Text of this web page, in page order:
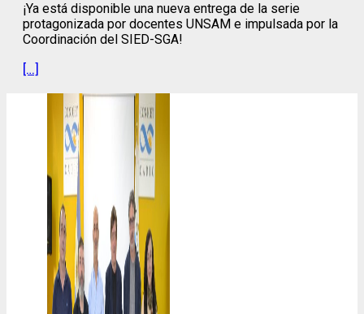
¡Ya está disponible una nueva entrega de la serie
protagonizada por docentes UNSAM e impulsada por la
Coordinación del SIED-SGA!
[…]